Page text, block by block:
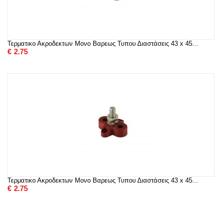
Τερματικο Ακροδεκτων Μονο Βαρεως Τυπου Διαστάσεις 43 x 45...
€ 2.75
Τερματικο Ακροδεκτων Μονο Βαρεως Τυπου Διαστάσεις 43 x 45...
€ 2.75